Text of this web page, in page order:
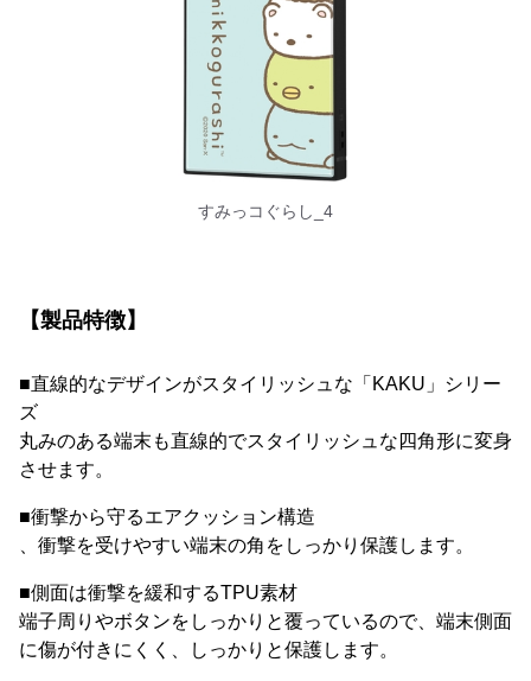
すみっコぐらし_4
【製品特徴】
■直線的なデザインがスタイリッシュな「KAKU」シリー
ズ
丸みのある端末も直線的でスタイリッシュな四角形に変身
させます。
■衝撃から守るエアクッション構造
、衝撃を受けやすい端末の角をしっかり保護します。
■側面は衝撃を緩和するTPU素材
端子周りやボタンをしっかりと覆っているので、端末側面
に傷が付きにくく、しっかりと保護します。